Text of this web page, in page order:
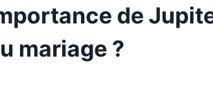
de
mariage ?